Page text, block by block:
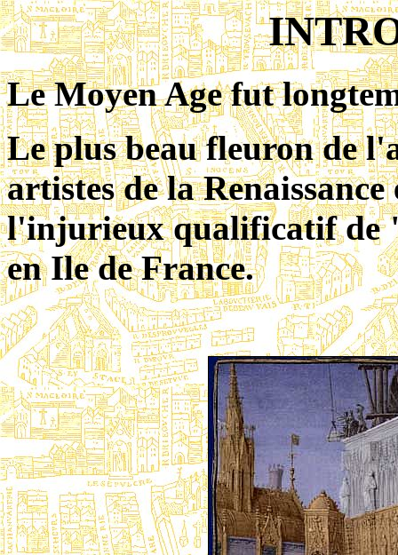
Le Moyen Age fut
Le plus beau fleuron de
artistes de la
l'injurieux qualificatif de
en Ile de France.